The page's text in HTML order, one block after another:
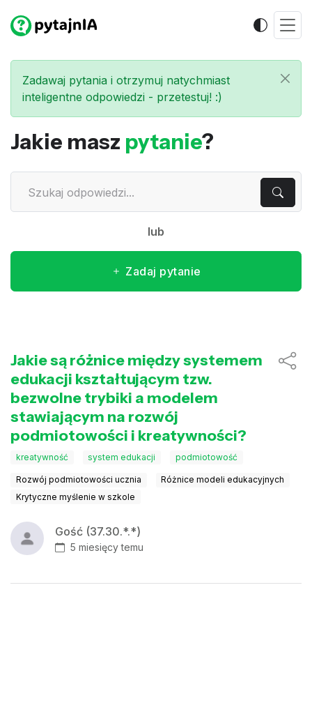
Zadawaj pytania i otrzymuj natychmiast
inteligentne odpowiedzi - przetestuj! :)
Jakie masz pytanie?
lub
Zadaj pytanie
Jakie są różnice między systemem
edukacji kształtującym tzw.
bezwolne trybiki a modelem
stawiającym na rozwój
podmiotowości i kreatywności?
kreatywność system edukacji podmiotowość
Rozwój podmiotowości ucznia
Różnice modeli edukacyjnych
Krytyczne myślenie w szkole
Gość (37.30.*.*)
5 miesięcy temu